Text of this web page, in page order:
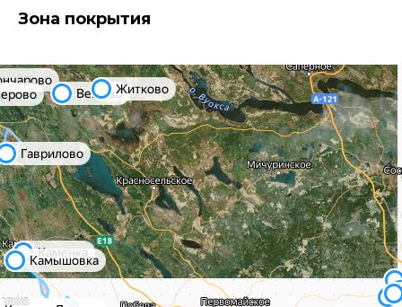
Зона покрытия